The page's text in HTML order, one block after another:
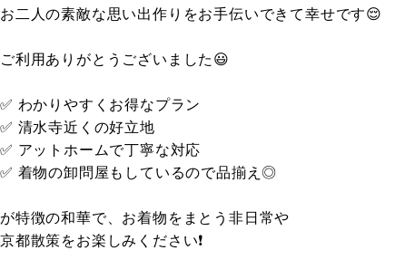
お二人の素敵な思い出作りをお手伝いできて幸せです😌
ご利用ありがとうございました😃
✅ わかりやすくお得なプラン
✅ 清水寺近くの好立地
✅ アットホームで丁寧な対応
✅ 着物の卸問屋もしているので品揃え◎
が特徴の和華で、お着物をまとう非日常や
京都散策をお楽しみください❗️